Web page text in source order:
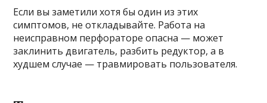
Если вы заметили хотя бы один из этих
симптомов, не откладывайте. Работа на
неисправном перфораторе опасна — может
заклинить двигатель, разбить редуктор, а в
худшем случае — травмировать пользователя.